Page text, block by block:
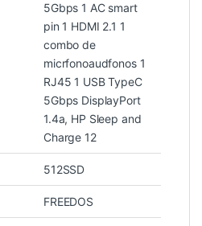
5Gbps 1 AC smart
pin 1 HDMI 2.1 1
combo de
micrfonoaudfonos 1
RJ45 1 USB TypeC
5Gbps DisplayPort
1.4a, HP Sleep and
Charge 12
512SSD
FREEDOS